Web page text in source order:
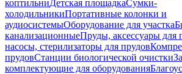
коптильниДетская площадкаСумки-
холодильникиПортативные колонки и
аудиосистемыОборудование для участка
канализационныеПруды, аксессуары для
насосы, стерилизаторы для прудов
прудовСтанции биологической очистки
комплектующие для оборудования